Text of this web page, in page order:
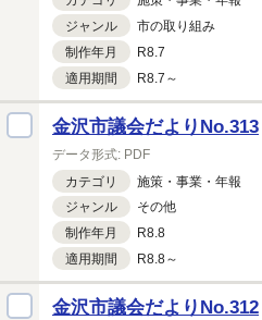
ジャンル
市の取り組み
制作年月
R8.7
適用期間
R8.7～
金沢市議会だよりNo.313
データ形式: PDF
カテゴリ
施策・ 事業・ 年報
ジャンル
その他
制作年月
R8.8
適用期間
R8.8～
金沢市議会だよりNo.312